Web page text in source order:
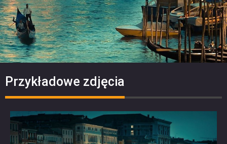
Przykładowe zdjęcia